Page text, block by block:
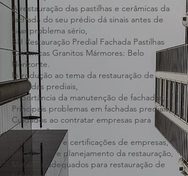
Qualificações e certificações de empresas,
Orçamento e planejamento da restauração,
Materiais adequados para restauração de
fachadas,
A restauração das pastilhas e cerâmicas da
fachada do seu prédio dá sinais antes de
virar problema sério,
BH Restauração Predial Fachada Pastilhas
Cerâmicas Granitos Mármores: Belo
Horizonte.
Introdução ao tema da restauração de
fachadas prediais,
Importância da manutenção de fachadas,
Principais problemas em fachadas prediais,
Cuidados ao contratar empresas para
restauração,